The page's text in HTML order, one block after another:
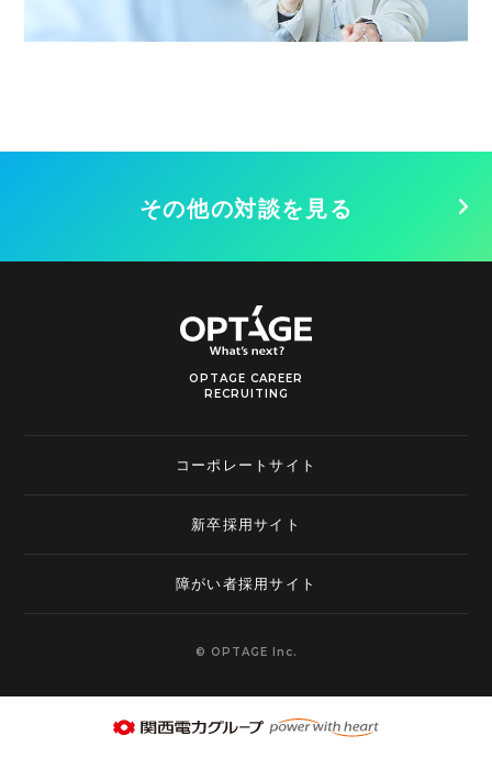
その他の対談を見る
OPTAGE CAREER
RECRUITING
コーポレートサイト
新卒採用サイト
障がい者採用サイト
© OPTAGE Inc.